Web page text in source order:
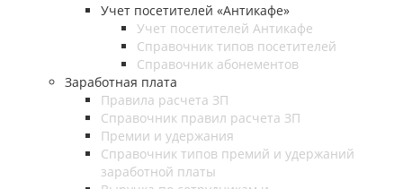
Учет посетителей «Антикафе»
Учет посетителей Антикафе
Справочник типов посетителей
Справочник абонементов
Заработная плата
Правила расчета ЗП
Справочник правил расчета ЗП
Премии и удержания
Справочник типов премий и удержаний
заработной платы